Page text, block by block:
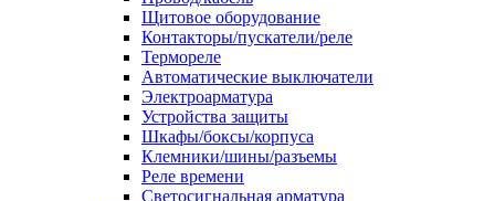
Щитовое оборудование
Контакторы/пускатели/реле
Термореле
Автоматические выключатели
Электроарматура
Устройства защиты
Шкафы/боксы/корпуса
Клемники/шины/разъемы
Реле времени
Светосигнальная арматура